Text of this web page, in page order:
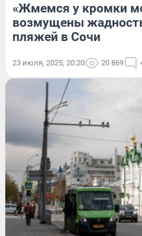
«Жмемся у кромки
возмущены
пляжей в Сочи
23 июля, 2025, 20:20 20 869